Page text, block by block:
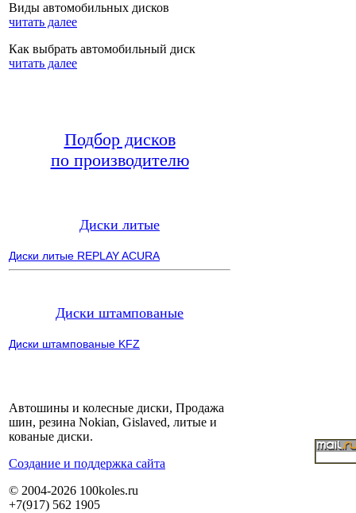
Виды автомобильных дисков
читать далее
Как выбрать автомобильный диск
читать далее
Подбор дисков
по производителю
Диски литые
Диски литые REPLAY ACURA
Диски штампованые
Диски штампованые KFZ
Автошины и колесные диски, Продажа
шин, резина Nokian, Gislaved, литые и
кованые диски.
Cоздание и поддержка сайта
© 2004-2026 100koles.ru
+7(917) 562 1905